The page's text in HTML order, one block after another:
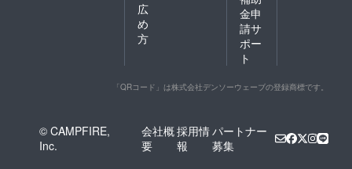
広
め
方
金申
請サ
ポー
ト
「QRコード」は株式会社デンソーウェーブの登録商標です。
© CAMPFIRE,
Inc.
会社概
要
採用情
報
パートナー
募集